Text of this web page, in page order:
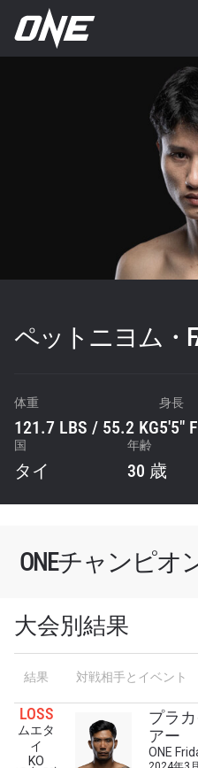
ペットニヨム・
体重
121.7 LBS / 55.2 KG
身長
5'5"
国
タイ
年齢
30 歳
ONEチャンピ
大会別結果
結果 対戦相手とイベント
LOSS
ムエタ
イ
KO
プラ
アー
ONE
最新情報をゲッ
ONEチャンピオンシッ
ュース、特別オファー
席をゲットするため今
Eメール